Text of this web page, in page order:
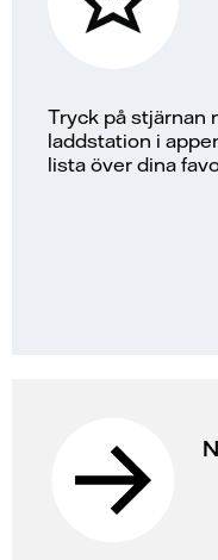
Tryck på stjärnan
laddstation i
lista över dina